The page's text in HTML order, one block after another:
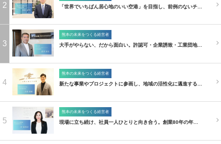
2 「世界でいちばん居心地のいい空港」を目指し、前例のないチ…
3
熊本の未来をつくる経営者
大手がやらない、だから面白い。許認可・企業誘致・工業団地…
4
熊本の未来をつくる経営者
新たな事業やプロジェクトに参画し、地域の活性化に邁進する…
5
熊本の未来をつくる経営者
現場に立ち続け、社員一人ひとりと向き合う。創業80年の年…